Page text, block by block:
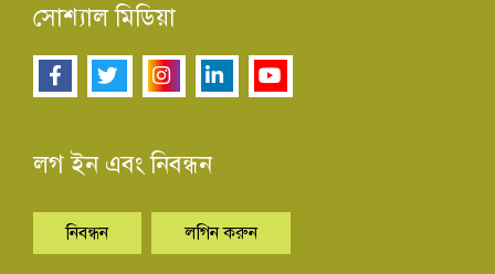
সোশ্যাল মিডিয়া
লগ ইন এবং নিবন্ধন
নিবন্ধন লগিন করুন